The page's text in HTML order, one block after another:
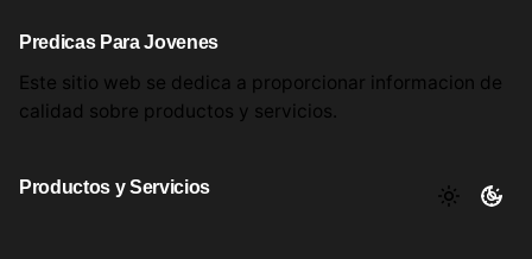
Predicas Para Jovenes
Este sitio web se dedica a proporcionar informacion de
calidad sobre productos y servicios.
Productos y Servicios